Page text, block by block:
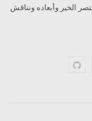
الخبر وأبعاده ونناقش